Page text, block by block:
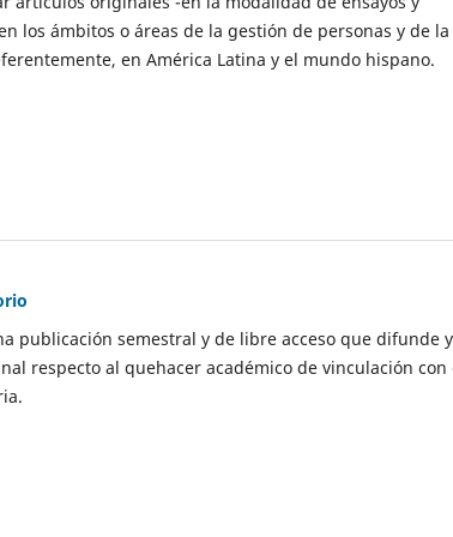
los ámbitos o áreas de la gestión de personas y de la
en América Latina y el mundo hispano.
publicación semestral y de libre acceso que difunde y
respecto al quehacer académico de vinculación con